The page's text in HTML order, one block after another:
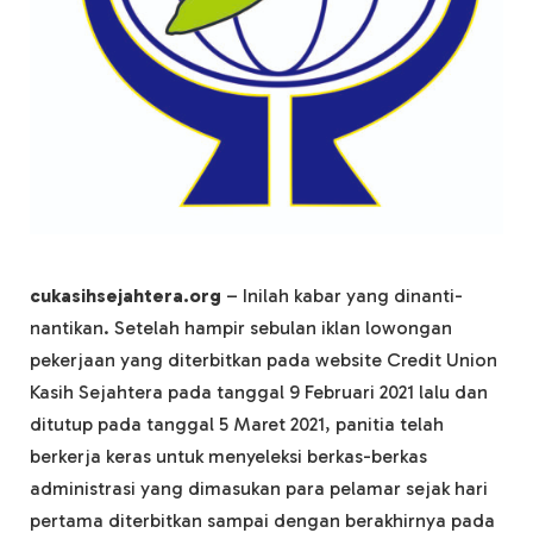
cukasihsejahtera.org – Inilah kabar yang dinanti-
nantikan. Setelah hampir sebulan iklan lowongan
pekerjaan yang diterbitkan pada website Credit Union
Kasih Sejahtera pada tanggal 9 Februari 2021 lalu dan
ditutup pada tanggal 5 Maret 2021, panitia telah
berkerja keras untuk menyeleksi berkas-berkas
administrasi yang dimasukan para pelamar sejak hari
pertama diterbitkan sampai dengan berakhirnya pada